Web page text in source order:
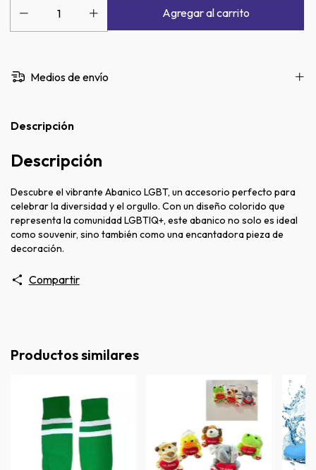
Medios de envío
Descripción
Descripción
Descubre el vibrante Abanico LGBT, un accesorio perfecto para
celebrar la diversidad y el orgullo. Con un diseño colorido que
representa la comunidad LGBTIQ+, este abanico no solo es ideal
como souvenir, sino también como una encantadora pieza de
decoración.
Compartir
Productos similares